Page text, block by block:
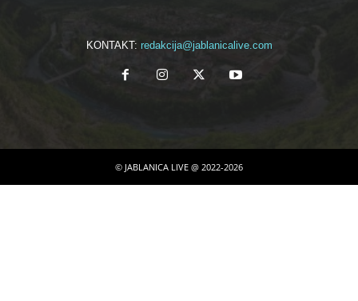
KONTAKT: redakcija@jablanicalive.com
© JABLANICA LIVE @ 2022-2026